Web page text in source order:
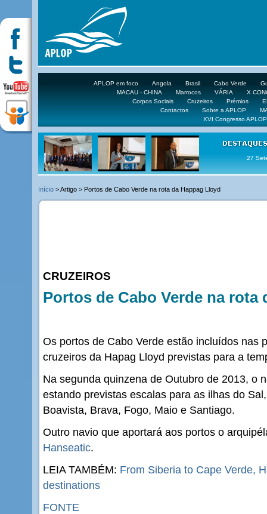
APLOP em foco Angola Brasil Cabo Verde
MACAU - CHINA
Marrocos VÁRIA
X
Corpos Sociais
Cruzeiros Prémios
Contactos
Sobre a APLOP
XVI Congresso APLOP
27
Início > Artigo > Portos de Cabo Verde na rota da Happag Lloyd
CRUZEIROS
Portos de Cabo Verde na rota
Os portos de Cabo Verde estão incluídos nas
cruzeiros da Hapag Lloyd previstas para a
Na segunda quinzena de Outubro de 2013, o
estando previstas escalas para as ilhas do
Boavista, Brava, Fogo, Maio e Santiago.
Outro navio que aportará aos portos o
Hanseatic.
LEIA TAMBÉM: From Siberia to Cape Verde,
destinations
FONTE